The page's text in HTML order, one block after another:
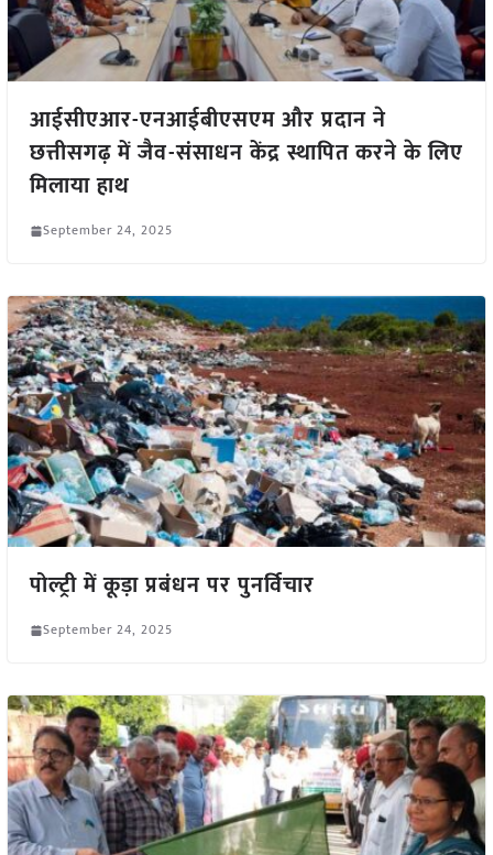
आईसीएआर-एनआईबीएसएम और प्रदान ने
छत्तीसगढ़ में जैव-संसाधन केंद्र स्थापित करने के लिए
मिलाया हाथ
September 24, 2025
पोल्ट्री में कूड़ा प्रबंधन पर पुनर्विचार
September 24, 2025